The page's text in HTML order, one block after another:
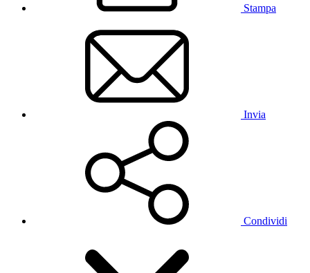
Stampa
Invia
Condividi